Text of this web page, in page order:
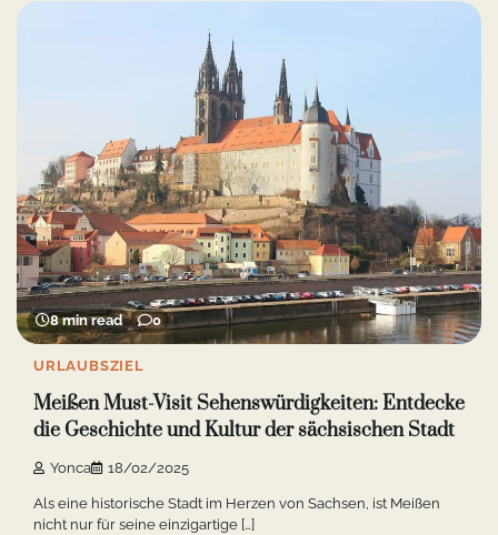
8 min read 0
URLAUBSZIEL
Meißen Must-Visit Sehenswürdigkeiten: Entdecke
die Geschichte und Kultur der sächsischen Stadt
Yonca 18/02/2025
Als eine historische Stadt im Herzen von Sachsen, ist Meißen
nicht nur für seine einzigartige […]